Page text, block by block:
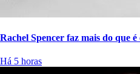
Rachel Spencer faz mais do que
Há 5 horas